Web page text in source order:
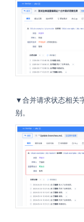
▼ 合并请求状态相关
别。